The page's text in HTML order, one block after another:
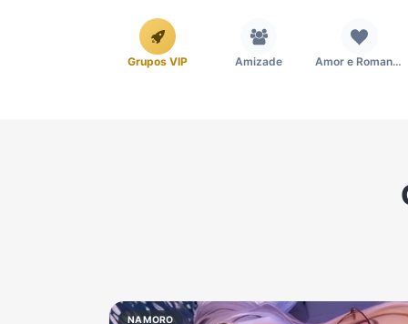
Grupos VIP Amizade Amor e Romance
NAMORO